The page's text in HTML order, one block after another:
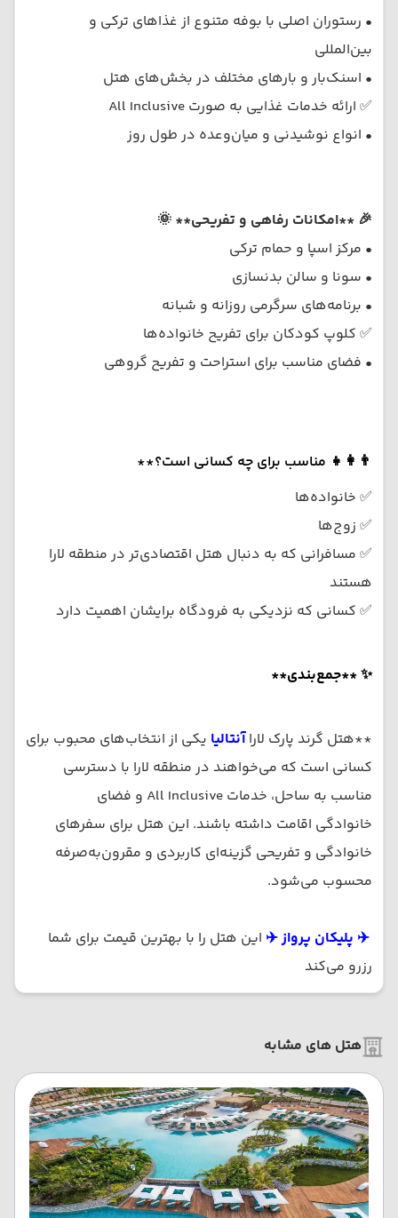
• رستوران اصلی با بوفه متنوع از غذاهای ترکی و
بین‌المللی
• اسنک‌بار و بارهای مختلف در بخش‌های هتل
✅ ارائه خدمات غذایی به صورت All Inclusive
• انواع نوشیدنی و میان‌وعده در طول روز
🎉 **امکانات رفاهی و تفریحی** 🌞
• مرکز اسپا و حمام ترکی
• سونا و سالن بدنسازی
• برنامه‌های سرگرمی روزانه و شبانه
✅ کلوپ کودکان برای تفریح خانواده‌ها
• فضای مناسب برای استراحت و تفریح گروهی
👨‍👩‍👧 مناسب برای چه کسانی است؟**
✅ خانواده‌ها
✅ زوج‌ها
✅ مسافرانی که به دنبال هتل اقتصادی‌تر در منطقه لارا
هستند
✅ کسانی که نزدیکی به فرودگاه برایشان اهمیت دارد
✨ **جمع‌بندی**
**هتل گرند پارک لاراآنتالیا یکی از انتخاب‌های محبوب برای
کسانی است که می‌خواهند در منطقه لارا با دسترسی
مناسب به ساحل، خدمات All Inclusive و فضای
خانوادگی اقامت داشته باشند. این هتل برای سفرهای
خانوادگی و تفریحی گزینه‌ای کاربردی و مقرون‌به‌صرفه
محسوب می‌شود.
✈️ پلیکان پرواز ✈️ این هتل را با بهترین قیمت برای شما
رزرو می‌کند
هتل های مشابه